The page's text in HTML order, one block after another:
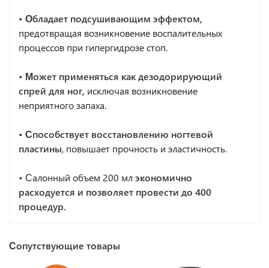
• Обладает подсушивающим эффектом,
предотвращая возникновение воспалительных
процессов при гипергидрозе стоп.
• Может применяться как дезодорирующий
спрей для ног, исключая возникновение
неприятного запаха.
• Способствует восстановлению ногтевой
пластины, повышает прочность и эластичность.
• Салонный объем 200 млэкономично
расходуется и позволяет провести до 400
процедур.
Сопутствующие товары